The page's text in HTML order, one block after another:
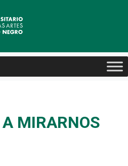
MIRARNOS